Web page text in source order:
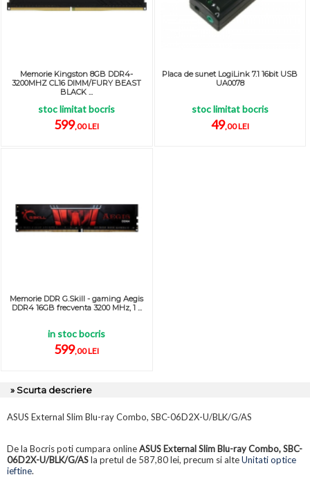
Memorie Kingston 8GB DDR4-
3200MHZ CL16 DIMM/FURY BEAST
BLACK ...
stoc limitat bocris
599,00 LEI
Placa de sunet LogiLink 7.1 16bit USB
UA0078
stoc limitat bocris
49,00 LEI
Memorie DDR G.Skill - gaming Aegis
DDR4 16GB frecventa 3200 MHz, 1 ...
in stoc bocris
599,00 LEI
» Scurta descriere
ASUS External Slim Blu-ray Combo, SBC-06D2X-U/BLK/G/AS
De la Bocris poti cumpara onlineASUS External Slim Blu-ray Combo, SBC-
06D2X-U/BLK/G/ASla pretul de 587,80 lei, precum si alteUnitati optice
ieftine.